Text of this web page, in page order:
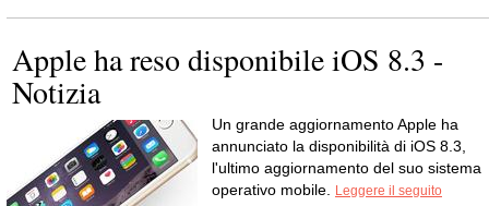
Apple ha reso disponibile iOS 8.3 -
Notizia
Un grande aggiornamento Apple ha
annunciato la disponibilità di iOS 8.3,
l'ultimo aggiornamento del suo sistema
operativo mobile.
Leggere il seguito